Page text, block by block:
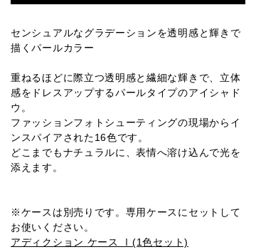
010P 011P 012P 013P 014P
015P 016P 001SP
センシュアルなグラデーションを透明感と輝きで
描くパールカラー
重ねるほどに際立つ透明感と繊細な輝きで、立体
感をドレスアップするパールタイプのアイシャド
ウ。
ファッションフォトシューティングの現場からイ
ンスパイアされた16色です。
どこまでもナチュラルに、表情へ溶け込んで光を
添えます。
※ケースは別売りです。専用ケースにセットして
お使いください。
アディクション ケース Ⅰ(1色セット)